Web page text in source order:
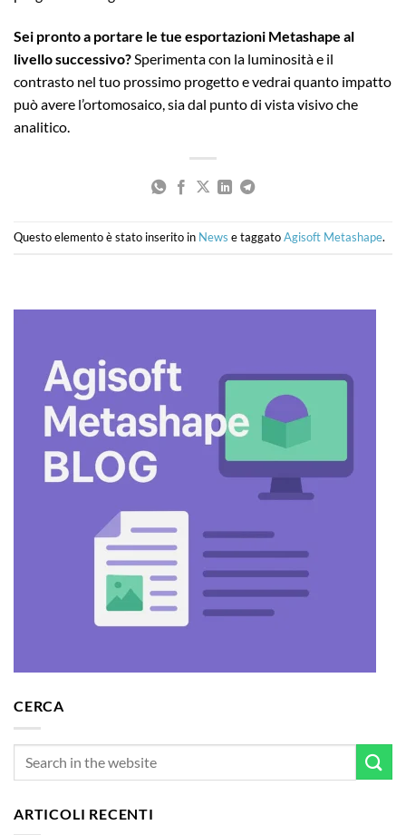
Sei pronto a portare le tue esportazioni Metashape al
livello successivo?Sperimenta con la luminosità e il
contrasto nel tuo prossimo progetto e vedrai quanto impatto
può avere l’ortomosaico, sia dal punto di vista visivo che
analitico.
Questo elemento è stato inserito in News e taggatoAgisoft Metashape.
CERCA
ARTICOLI RECENTI